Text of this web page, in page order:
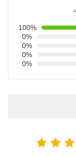
100%
0%
0%
0%
0%